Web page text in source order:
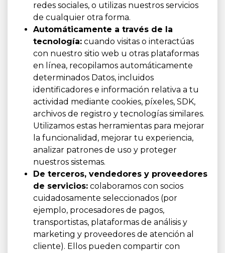
redes sociales, o utilizas nuestros servicios
de cualquier otra forma.
Automáticamente a través de la
tecnología: cuando visitas o interactúas
con nuestro sitio web u otras plataformas
en línea, recopilamos automáticamente
determinados Datos, incluidos
identificadores e información relativa a tu
actividad mediante cookies, píxeles, SDK,
archivos de registro y tecnologías similares.
Utilizamos estas herramientas para mejorar
la funcionalidad, mejorar tu experiencia,
analizar patrones de uso y proteger
nuestros sistemas.
De terceros, vendedores y proveedores
de servicios: colaboramos con socios
cuidadosamente seleccionados (por
ejemplo, procesadores de pagos,
transportistas, plataformas de análisis y
marketing y proveedores de atención al
cliente). Ellos pueden compartir con